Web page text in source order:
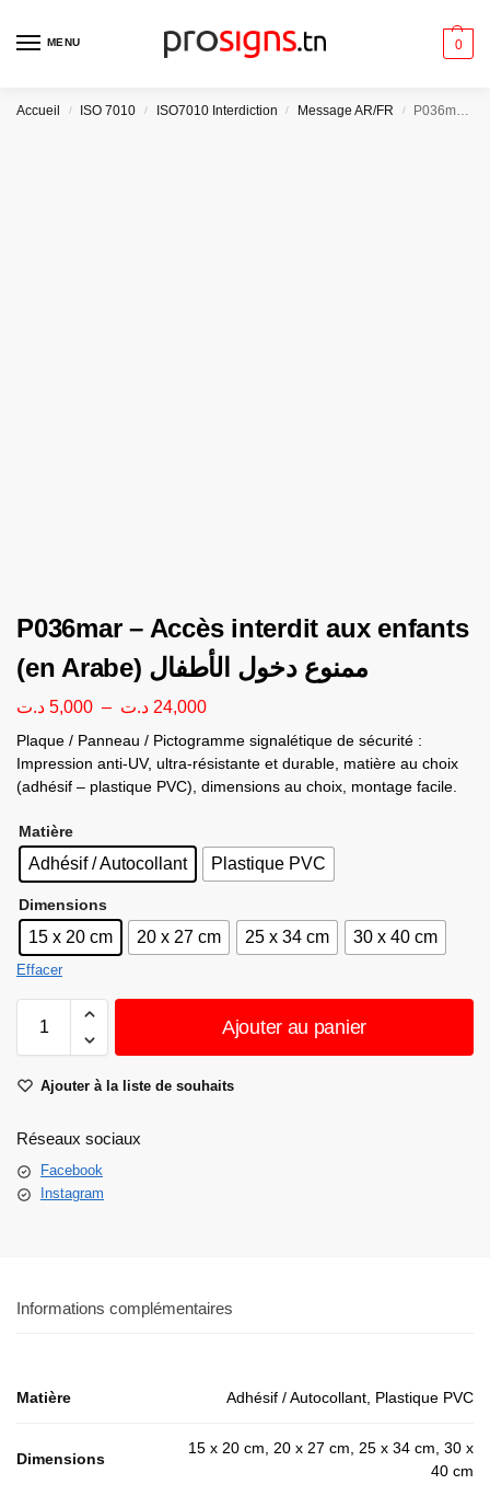
MENU 0
Accueil / ISO 7010 / ISO7010 Interdiction / Message AR/FR /
P036mar – Accès interdit aux enfants
(en Arabe) ممنوع دخول الأطفال
5,000 د.ت – 24,000 د.ت
Plaque / Panneau / Pictogramme signalétique de sécurité :
Impression anti-UV, ultra-résistante et durable, matière au choix
(adhésif – plastique PVC), dimensions au choix, montage facile.
Matière
Adhésif / Autocollant Plastique PVC
Dimensions
15 x 20 cm 20 x 27 cm 25 x 34 cm 30 x 40 cm
Effacer
Ajouter au panier
Ajouter à la liste de souhaits
Réseaux sociaux
Facebook
Instagram
Informations complémentaires
Matière Adhésif / Autocollant, Plastique PVC
Dimensions
15 x 20 cm, 20 x 27 cm, 25 x 34 cm, 30 x
40 cm